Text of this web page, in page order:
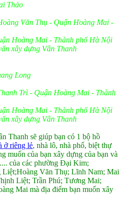
Thảo
Văn Thụ - Quận Hoàng Mai -
Hoàng Mai - Thành phố Hà Nội
xây dựng Vân Thanh
Long
Trì - Quận Hoàng Mai - Thành
Hoàng Mai - Thành phố Hà Nội
xây dựng Vân Thanh
Thanh sẽ giúp bạn có 1 bộ hồ
ở riêng lẻ, nhà lô, nhà phố, biệt thự
muốn của bạn xây dựng của bạn và
của các phường Đại Kim;
Văn Thụ; Lĩnh Nam; Mai
Liệt; Trần Phú; Tương Mai;
Mai mà địa điểm bạn muốn xây